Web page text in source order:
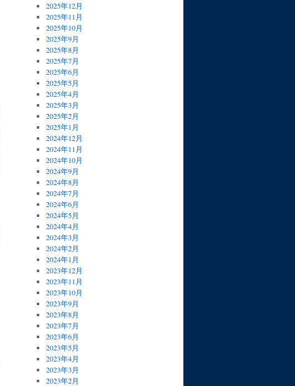
2025年12月
2025年11月
2025年10月
2025年9月
2025年8月
2025年7月
2025年6月
2025年5月
2025年4月
2025年3月
2025年2月
2025年1月
2024年12月
2024年11月
2024年10月
2024年9月
2024年8月
2024年7月
2024年6月
2024年5月
2024年4月
2024年3月
2024年2月
2024年1月
2023年12月
2023年11月
2023年10月
2023年9月
2023年8月
2023年7月
2023年6月
2023年5月
2023年4月
2023年3月
2023年2月